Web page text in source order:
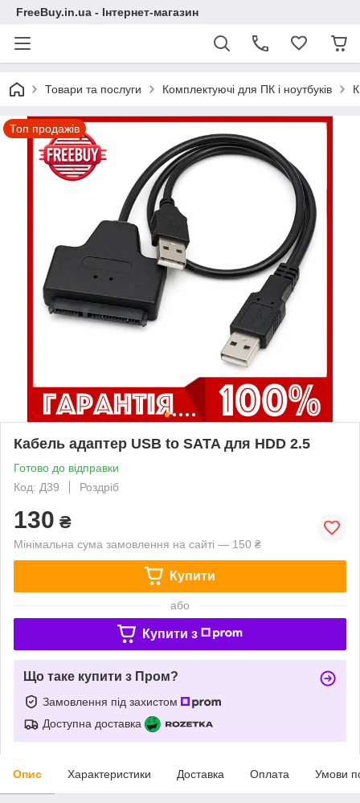
FreeBuy.in.ua - Інтернет-магазин
Товари та послуги Комплектуючі для ПК і ноутбуків
Топ продажів
Кабель адаптер USB to SATA для HDD 2.5
Готово до відправки
Код: Д39
Роздріб
130 ₴
Мінімальна сума замовлення на сайті — 150 ₴
Купити
або
Купити з
Що таке купити з Пром?
Замовлення під захистом
Доступна доставка
Опис Характеристики Доставка Оплата Умови